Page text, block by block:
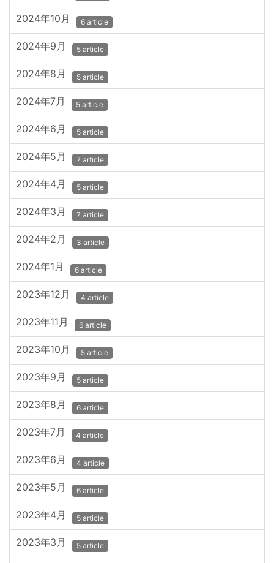
2024年10月 6 article
2024年9月 5 article
2024年8月 5 article
2024年7月 5 article
2024年6月 5 article
2024年5月 7 article
2024年4月 5 article
2024年3月 7 article
2024年2月 3 article
2024年1月 6 article
2023年12月 4 article
2023年11月 6 article
2023年10月 5 article
2023年9月 5 article
2023年8月 6 article
2023年7月 4 article
2023年6月 4 article
2023年5月 6 article
2023年4月 5 article
2023年3月 5 article